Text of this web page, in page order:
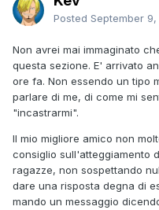
Posted September 9,
Non avrei mai immaginato
questa sezione. E' arrivato
ore fa. Non essendo un tipo
parlare di me, di come mi
"incastrarmi".
Il mio migliore amico non
consiglio sull'atteggiamento
ragazze, non sospettando
dare una risposta degna di
mando un messaggio